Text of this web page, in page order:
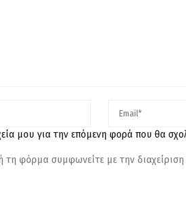
μου για την επόμενη φορά που θα
τη φόρμα συμφωνείτε με την